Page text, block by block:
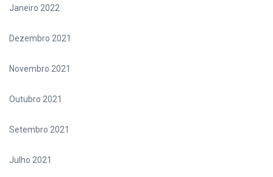
Janeiro 2022
Dezembro 2021
Novembro 2021
Outubro 2021
Setembro 2021
Julho 2021